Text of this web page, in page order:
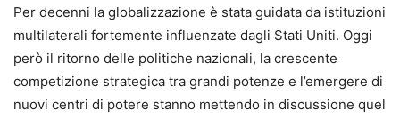
Per decenni la globalizzazione è stata guidata da istituzioni
multilaterali fortemente influenzate dagli Stati Uniti. Oggi
però il ritorno delle politiche nazionali, la crescente
competizione strategica tra grandi potenze e l’emergere di
nuovi centri di potere stanno mettendo in discussione quel